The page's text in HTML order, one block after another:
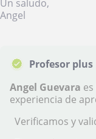
Un saludo,
Angel
Profesor plus
Angel Guevara
experiencia de
Verificamos y